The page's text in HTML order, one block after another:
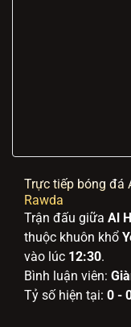
Trực tiếp bóng đá
Rawda
Trận đấu giữa Al
thuộc khuôn khổ
vào lúc 12:30.
Bình luận viên:
Tỷ số hiện tại: 0 -